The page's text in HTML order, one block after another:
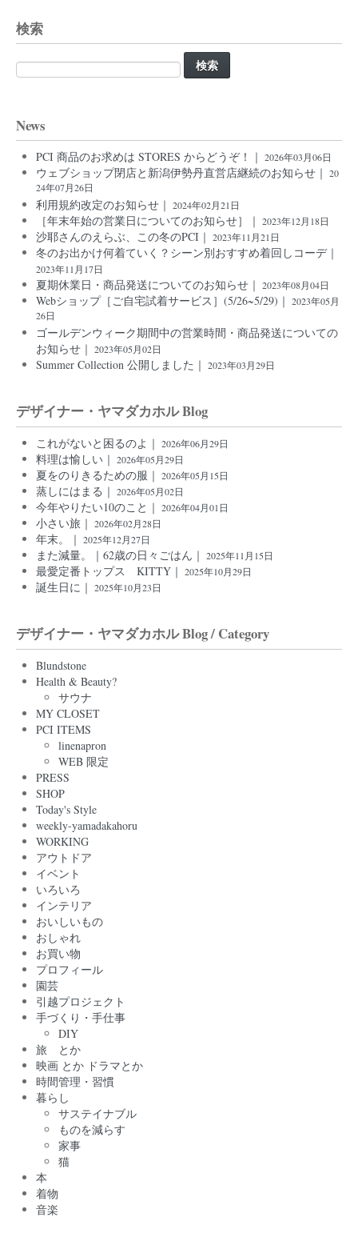
検索
検
索:
News
PCI 商品のお求めは STORES からどうぞ！｜ 2026年03月06日
ウェブショップ閉店と新潟伊勢丹直営店継続のお知らせ｜ 20
24年07月26日
利用規約改定のお知らせ｜ 2024年02月21日
［年末年始の営業日についてのお知らせ］｜ 2023年12月18日
沙耶さんのえらぶ、この冬のPCI｜ 2023年11月21日
冬のお出かけ何着ていく？シーン別おすすめ着回しコーデ｜
2023年11月17日
夏期休業日・商品発送についてのお知らせ｜ 2023年08月04日
Webショップ［ご自宅試着サービス］(5/26~5/29)｜ 2023年05月
26日
ゴールデンウィーク期間中の営業時間・商品発送についての
お知らせ｜ 2023年05月02日
Summer Collection 公開しました｜ 2023年03月29日
デザイナー・ヤマダカホル Blog
これがないと困るのよ｜ 2026年06月29日
料理は愉しい｜ 2026年05月29日
夏をのりきるための服｜ 2026年05月15日
蒸しにはまる｜ 2026年05月02日
今年やりたい10のこと｜ 2026年04月01日
小さい旅｜ 2026年02月28日
年末。｜ 2025年12月27日
また減量。｜62歳の日々ごはん｜ 2025年11月15日
最愛定番トップス KITTY｜ 2025年10月29日
誕生日に｜ 2025年10月23日
デザイナー・ヤマダカホル Blog / Category
Blundstone
Health & Beauty?
サウナ
MY CLOSET
PCI ITEMS
linenapron
WEB 限定
PRESS
SHOP
Today's Style
weekly-yamadakahoru
WORKING
アウトドア
イベント
いろいろ
インテリア
おいしいもの
おしゃれ
お買い物
プロフィール
園芸
引越プロジェクト
手づくり・手仕事
DIY
旅 とか
映画 とか ドラマとか
時間管理・習慣
暮らし
サステイナブル
ものを減らす
家事
猫
本
着物
音楽